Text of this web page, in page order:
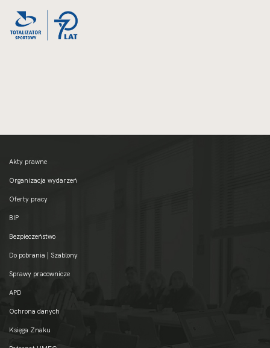
Akty prawne
Organizacja wydarzeń
Oferty pracy
BIP
Bezpieczeństwo
Do pobrania | Szablony
Sprawy pracownicze
APD
Ochrona danych
Księga Znaku